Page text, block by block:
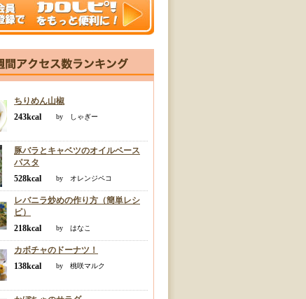
ちりめん山椒
243kcal
by しゃぎー
豚バラとキャベツのオイルベース
パスタ
528kcal
by オレンジペコ
レバニラ炒めの作り方（簡単レシ
ピ）
218kcal
by はなこ
カボチャのドーナツ！
138kcal
by 桃咲マルク